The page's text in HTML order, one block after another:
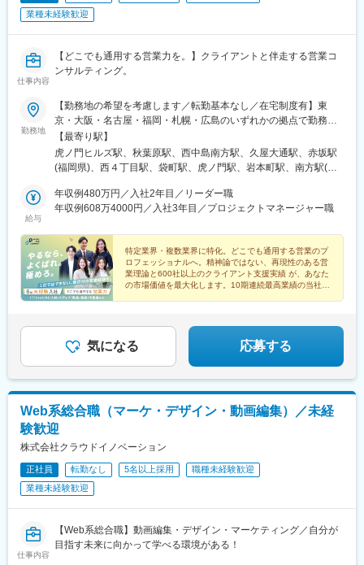
業種未経験歓迎
仕事内容
【どこでも通用する営業力を。】クライアントと伴走する営業コ
ンサルティング。
勤務地
【勤務地の希望を考慮します／転勤基本なし／在宅制度有】東
京・大阪・名古屋・福岡・札幌・広島のいずれかの拠点で勤務◯
東京本社東京都港区虎ノ門1-23-1 虎ノ門ヒルズ森タワー18階受動
喫煙対策：あり（屋内禁煙 / 喫煙専用室あり)◯秋葉原営業所東京
都千代田区神田和泉町1-7-2 S-Glanzビル4階受動喫煙対策：あり
幌大手町ビル5階受動喫煙対策：あり（敷地内禁煙）◯名古屋営業
所愛知県名古屋市東区泉1-15-14 アルピニストビル6階受動喫煙対
阪府大阪市淀川区西中島5-11-9 新大阪中里ビル3階受動喫煙対
策：あり（屋内禁煙 / 喫煙専用室設置あり)◯広島営業所広島県広
島市中区大手町2-8-1 大手町スクエア8階（B）受動喫煙対策：あ
り（敷地内禁煙）◯福岡営業所福岡県福岡市中央区大名1-2-23 ビ
ジネス・ワンけやき通りビル3階受動喫煙対策：あり（屋内禁煙・
【最寄り駅】
虎ノ門ヒルズ駅、秋葉原駅、西中島南方駅、久屋大通駅、赤坂駅
(福岡県)、西４丁目駅、袋町駅、虎ノ門駅、岩本町駅、南方駅(大
駅、末広町駅(東京都)、新大阪駅、栄駅(愛知県)、西鉄福岡駅、狸
小路駅、中電前駅
給与
年収例480万円／入社2年目／リーダー職
年収例608万4000円／入社3年目／プロジェクトマネージャー職
特定業界・複数業界に特化。どこでも通用する営業のプ
ロフェッショナルへ。精神論ではない、再現性のある営
業理論と600社以上のクライアント支援実績 が、あなた
の市場価値を最大化します。10期連続最高業績の当社
気になる 応募する
Web系総合職（マーケ・デザイン・動画編集）／未経
験歓迎
株式会社クラウドイノベーション
正社員 転勤なし 5名以上採用
職種未経験歓迎
業種未経験歓迎
仕事内容
【Web系総合職】動画編集・デザイン・マーケティング／自分が
目指す未来に向かって学べる環境がある！